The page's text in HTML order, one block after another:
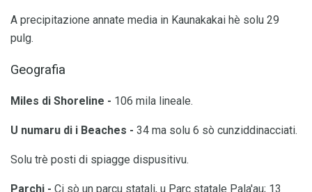
A precipitazione annate media in Kaunakakai hè solu 29
pulg.
Geografia
Miles di Shoreline - 106 mila lineale.
U numaru di i Beaches - 34 ma solu 6 sò cunziddinacciati.
Solu trè posti di spiagge dispusitivu.
Parchi - Ci sò un parcu statali, u Parc statale Pala'au; 13